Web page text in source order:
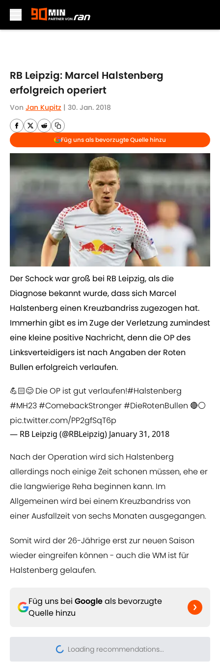
RB Leipzig: Marcel Halstenberg
erfolgreich operiert
Von Jan Kupitz | 30. Jan. 2018
Füg uns als bevorzugte Quelle hinzu
Der Schock war groß bei RB Leipzig, als die
Diagnose bekannt wurde, dass sich Marcel
Halstenberg einen Kreuzbandriss zugezogen hat.
Immerhin gibt es im Zuge der Verletzung zumindest
eine kleine positive Nachricht, denn die OP des
Linksverteidigers ist nach Angaben der Roten
Bullen erfolgreich verlaufen.
💪🏻😊 Die OP ist gut verlaufen!#Halstenberg
#MH23#ComebackStronger#DieRotenBullen 🔴⚪️
pic.twitter.com/PP2gfSqT6p
— RB Leipzig (@RBLeipzig) January 31, 2018
Nach der Operation wird sich Halstenberg
allerdings noch einige Zeit schonen müssen, ehe er
die langwierige Reha beginnen kann. Im
Allgemeinen wird bei einem Kreuzbandriss von
einer Ausfallzeit von sechs Monaten ausgegangen.
Somit wird der 26-Jährige erst zur neuen Saison
wieder eingreifen können - auch die WM ist für
Halstenberg gelaufen.
Füg uns bei Googleals bevorzugte
Quelle hinzu
Loading recommendations...
Please wait while we load